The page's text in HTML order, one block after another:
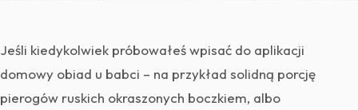
Jeśli kiedykolwiek próbowałeś wpisać do aplikacji
domowy obiad u babci – na przykład solidną porcję
pierogów ruskich okraszonych boczkiem, albo